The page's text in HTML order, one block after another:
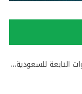
التابعة للسعودية…